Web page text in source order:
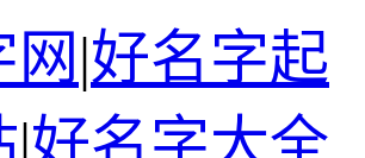
|好名字起
|好名字大全